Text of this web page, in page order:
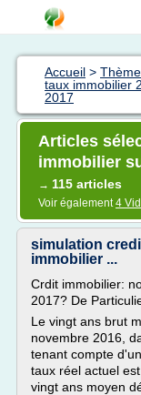
Accueil >
taux immobilier
2017
Articles
immobilier
→ 115 articles
Voir également4
simulation
immobilier ...
Crdit immobilier:
2017? De
Le vingt ans brut
novembre 2016,
tenant compte
taux réel actuel
vingt ans moyen